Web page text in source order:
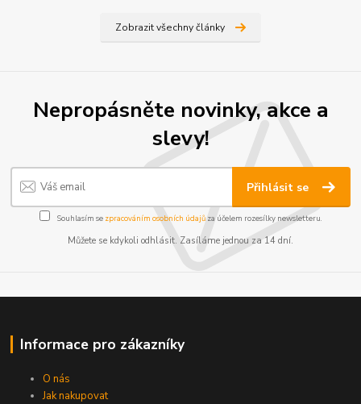
Zobrazit všechny články
Nepropásněte novinky, akce a
slevy!
Přihlásit se
Souhlasím se zpracováním osobních údajůza účelem rozesílky newsletteru.
Můžete se kdykoli odhlásit. Zasíláme jednou za 14 dní.
Informace pro zákazníky
O nás
Jak nakupovat